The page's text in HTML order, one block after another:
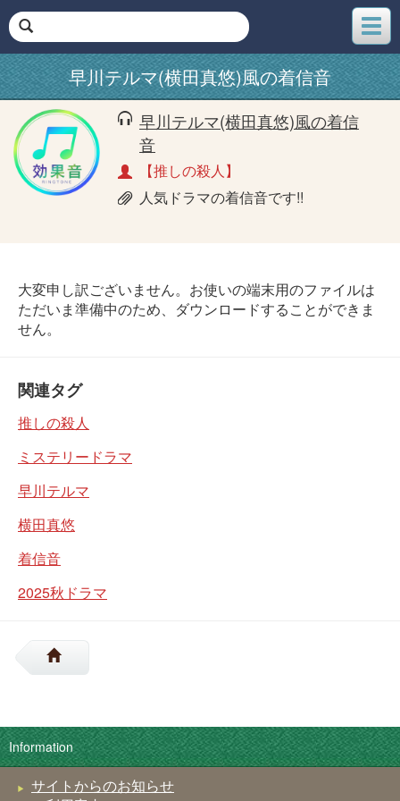
メ
ニ
ュ
ー
早川テルマ(横田真悠)風の着信音
早川テルマ(横田真悠)風の着信
音
【推しの殺人】
人気ドラマの着信音です!!
大変申し訳ございません。お使いの端末用のファイルは
ただいま準備中のため、ダウンロードすることができま
せん。
関連タグ
推しの殺人
ミステリードラマ
早川テルマ
横田真悠
着信音
2025秋ドラマ
Information
サイトからのお知らせ